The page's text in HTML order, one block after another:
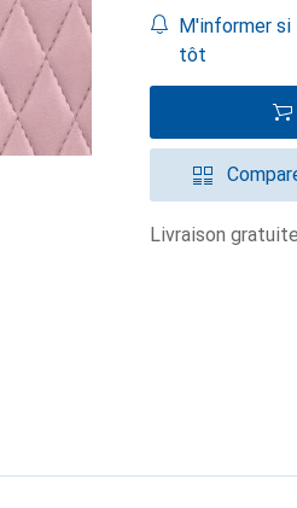
M'informer
tôt
livraison gratuite